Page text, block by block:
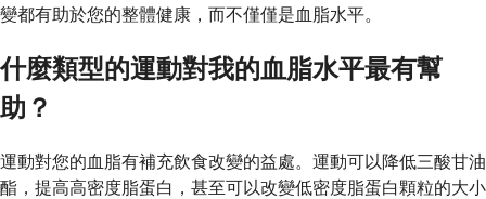
變都有助於您的整體健康，而不僅僅是血脂水平。
什麼類型的運動對我的血脂水平最有幫
助？
運動對您的血脂有補充飲食改變的益處。運動可以降低三酸甘油
酯，提高高密度脂蛋白，甚至可以改變低密度脂蛋白顆粒的大小